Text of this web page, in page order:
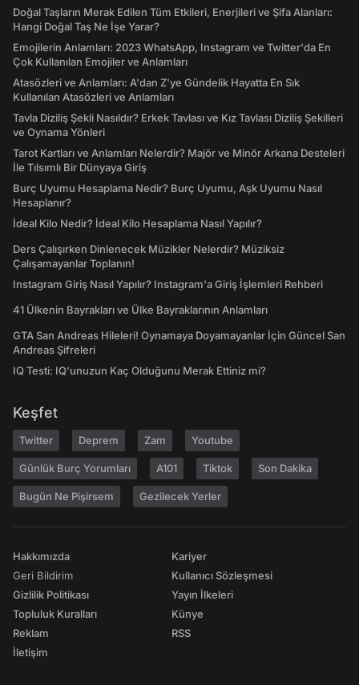
Doğal Taşların Merak Edilen Tüm Etkileri, Enerjileri ve Şifa Alanları:
Hangi Doğal Taş Ne İşe Yarar?
Emojilerin Anlamları: 2023 WhatsApp, Instagram ve Twitter'da En
Çok Kullanılan Emojiler ve Anlamları
Atasözleri ve Anlamları: A'dan Z'ye Gündelik Hayatta En Sık
Kullanılan Atasözleri ve Anlamları
Tavla Diziliş Şekli Nasıldır? Erkek Tavlası ve Kız Tavlası Diziliş Şekilleri
ve Oynama Yönleri
Tarot Kartları ve Anlamları Nelerdir? Majör ve Minör Arkana Desteleri
İle Tılsımlı Bir Dünyaya Giriş
Burç Uyumu Hesaplama Nedir? Burç Uyumu, Aşk Uyumu Nasıl
Hesaplanır?
İdeal Kilo Nedir? İdeal Kilo Hesaplama Nasıl Yapılır?
Ders Çalışırken Dinlenecek Müzikler Nelerdir? Müziksiz
Çalışamayanlar Toplanın!
Instagram Giriş Nasıl Yapılır? Instagram'a Giriş İşlemleri Rehberi
41 Ülkenin Bayrakları ve Ülke Bayraklarının Anlamları
GTA San Andreas Hileleri! Oynamaya Doyamayanlar İçin Güncel San
Andreas Şifreleri
IQ Testi: IQ'unuzun Kaç Olduğunu Merak Ettiniz mi?
Keşfet
Twitter Deprem Zam Youtube
Günlük Burç Yorumları A101 Tiktok Son Dakika
Bugün Ne Pişirsem Gezilecek Yerler
Hakkımızda
Geri Bildirim
Gizlilik Politikası
Topluluk Kuralları
Reklam
İletişim
Kariyer
Kullanıcı Sözleşmesi
Yayın İlkeleri
Künye
RSS